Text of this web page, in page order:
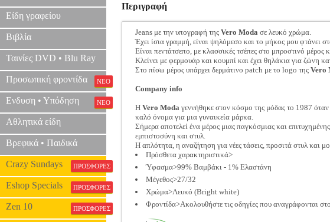
Είδη γραφείου
Βιβλία
Ταινίες DVD • Blu Ray
Προσωπική φροντίδα ΝΕΟ
Ενδυση • Υπόδηση ΝΕΟ
Αθλητικά είδη
Βρεφικά • Παιδικά
Crazy Sundays ΠΡΟΣΦΟΡΕΣ
Eshop Specials ΠΡΟΣΦΟΡΕΣ
Zen 10 ΠΡΟΣΦΟΡΕΣ
Περιγραφή
Jeans με την υπογραφή της Vero Moda σε λευκό χρώμα.
Έχει ίσια γραμμή, είναι ψηλόμεσο και το μήκος μου φτάνει
Είναι πεντάτσεπο, με κλασσικές τσέπες στο μπροστινό μέρος
Κλείνει με φερμουάρ και κουμπί και έχει θηλάκια για ζώνη
Στο πίσω μέρος υπάρχει δερμάτινο patch με το logo της Vero
Company info
Η Vero Moda γεννήθηκε στον κόσμο της μόδας το 1987
καλό όνομα για μια γυναικεία μάρκα.
Σήμερα αποτελεί ένα μέρος μιας παγκόσμιας και
εμπιστοσύνη και στυλ.
Η απλότητα, η αναζήτηση για νέες τάσεις, προσιτά στυλ και
Πρόσθετα χαρακτηριστικά>
Ύφασμα>99% Βαμβάκι - 1% Ελαστάνη
Μέγεθος>27/32
Χρώμα>Λευκό (Bright white)
Φροντίδα>Ακολουθήστε τις οδηγίες που αναγράφονται